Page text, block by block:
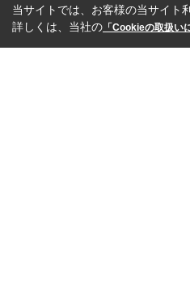
当サイトでは、お客様の当サイト
詳しくは、当社の 「Cookieの取扱い